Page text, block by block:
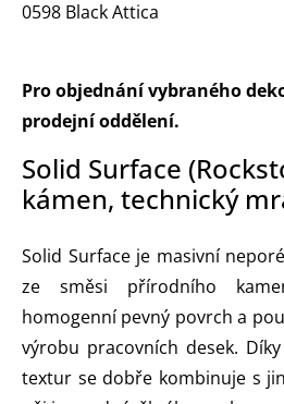
0598 Black Attica
Pro objednání vybraného
prodejní oddělení.
Solid Surface
kámen, technický
Solid Surface je masivní
ze směsi přírodního
homogenní pevný povrch a
výrobu pracovních desek.
textur se dobře kombinuje s